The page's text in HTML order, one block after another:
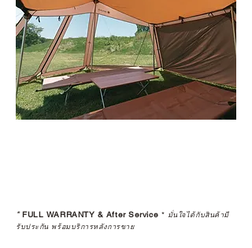
*FULL WARRANTY & After Service * มั่นใจได้กับสินค้ามี
รับประกัน พร้อมบริการหลังการขาย